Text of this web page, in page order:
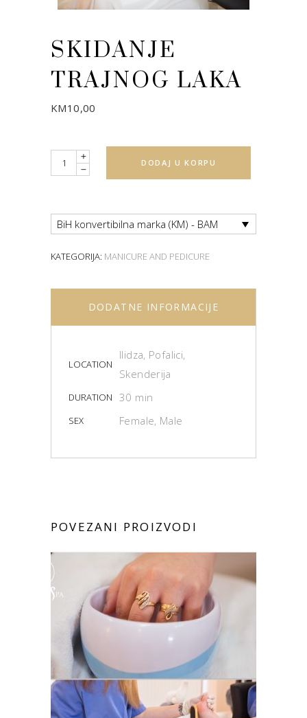
SKIDANJE
TRAJNOG LAKA
KM10,00
Quantity DODAJ U KORPU
BiH konvertibilna marka (KM) - BAM
KATEGORIJA: MANICURE AND PEDICURE
DODATNE INFORMACIJE
LOCATION
Ilidza, Pofalici,
Skenderija
DURATION 30 min
SEX Female, Male
POVEZANI PROIZVODI